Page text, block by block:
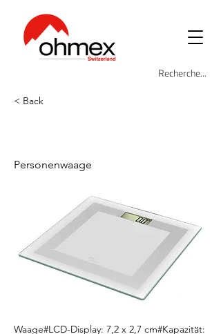
< Back
Personenwaage
Waage#LCD-Display: 7,2 x 2,7 cm#Kapazität: